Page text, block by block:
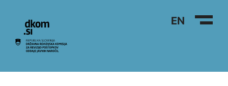
Na vsebino EN